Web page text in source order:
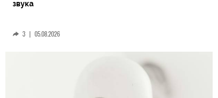
звука
3 | 05.08.2026